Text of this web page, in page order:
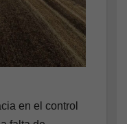
en el control